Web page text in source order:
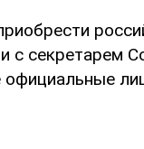
с секретарем